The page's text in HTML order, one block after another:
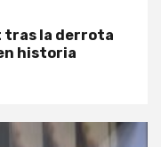
tras la derrota
historia